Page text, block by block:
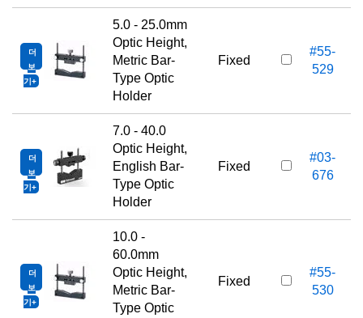
더
보
기
5.0 - 25.0mm
Optic Height,
Metric Bar-
Type Optic
Holder
Fixed
#55-
529
더
보
기
7.0 - 40.0
Optic Height,
English Bar-
Type Optic
Holder
Fixed
#03-
676
더
보
기
10.0 -
60.0mm
Optic Height,
Metric Bar-
Type Optic
Fixed
#55-
530